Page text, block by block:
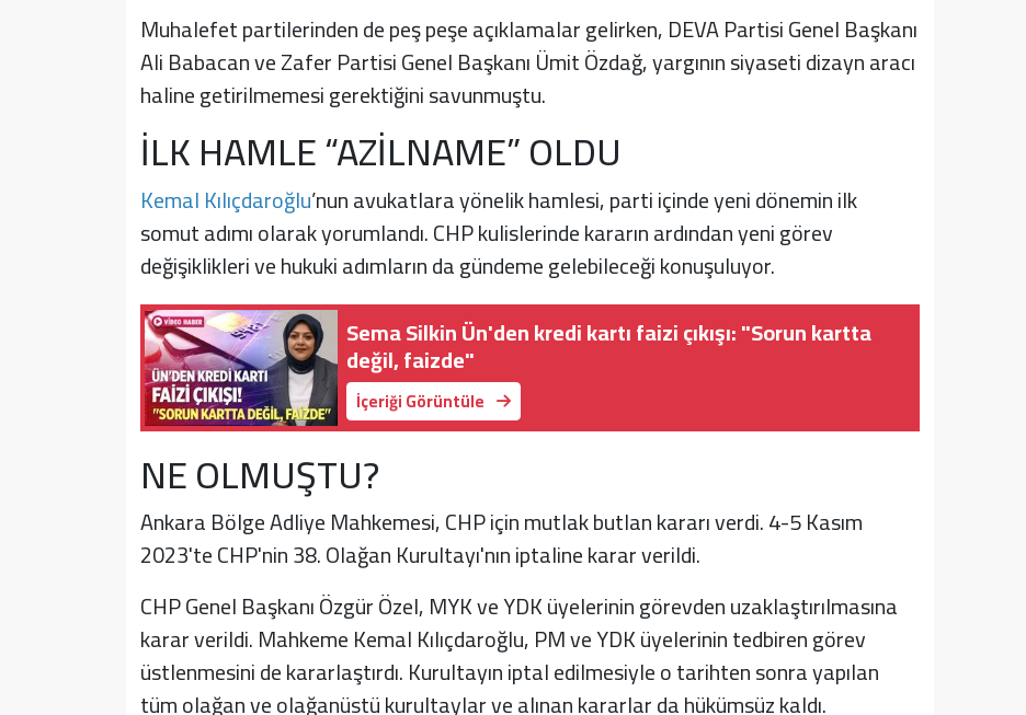
Muhalefet partilerinden de peş peşe açıklamalar gelirken, DEVA Partisi Genel Başkanı
Ali Babacan ve Zafer Partisi Genel Başkanı Ümit Özdağ, yargının siyaseti dizayn aracı
haline getirilmemesi gerektiğini savunmuştu.
İLK HAMLE “AZİLNAME” OLDU
Kemal Kılıçdaroğlu’nun avukatlara yönelik hamlesi, parti içinde yeni dönemin ilk
somut adımı olarak yorumlandı. CHP kulislerinde kararın ardından yeni görev
değişiklikleri ve hukuki adımların da gündeme gelebileceği konuşuluyor.
Sema Silkin Ün'den kredi kartı faizi çıkışı: "Sorun kartta
değil, faizde"
İçeriği Görüntüle
NE OLMUŞTU?
Ankara Bölge Adliye Mahkemesi, CHP için mutlak butlan kararı verdi. 4-5 Kasım
2023'te CHP'nin 38. Olağan Kurultayı'nın iptaline karar verildi.
CHP Genel Başkanı Özgür Özel, MYK ve YDK üyelerinin görevden uzaklaştırılmasına
karar verildi. Mahkeme Kemal Kılıçdaroğlu, PM ve YDK üyelerinin tedbiren görev
üstlenmesini de kararlaştırdı. Kurultayın iptal edilmesiyle o tarihten sonra yapılan
tüm olağan ve olağanüstü kurultaylar ve alınan kararlar da hükümsüz kaldı.